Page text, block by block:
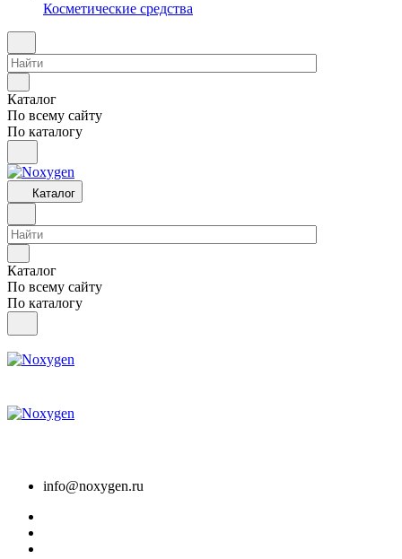
Косметические средства
Каталог
По всему сайту
По каталогу
Каталог
Каталог
По всему сайту
По каталогу
info@noxygen.ru